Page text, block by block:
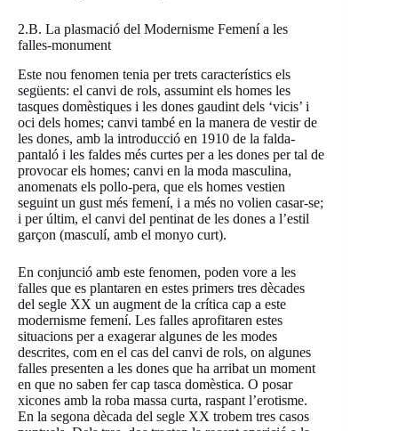
2.B. La plasmació del Modernisme Femení a les
falles-monument
Este nou fenomen tenia per trets característics els
següents: el canvi de rols, assumint els homes les
tasques domèstiques i les dones gaudint dels ‘vicis’ i
oci dels homes; canvi també en la manera de vestir de
les dones, amb la introducció en 1910 de la falda-
pantaló i les faldes més curtes per a les dones per tal de
provocar els homes; canvi en la moda masculina,
anomenats els pollo-pera, que els homes vestien
seguint un gust més femení, i a més no volien casar-se;
i per últim, el canvi del pentinat de les dones a l’estil
garçon (masculí, amb el monyo curt).
En conjunció amb este fenomen, poden vore a les
falles que es plantaren en estes primers tres dècades
del segle XX un augment de la crítica cap a este
modernisme femení. Les falles aprofitaren estes
situacions per a exagerar algunes de les modes
descrites, com en el cas del canvi de rols, on algunes
falles presenten a les dones que ha arribat un moment
en que no saben fer cap tasca domèstica. O posar
xicones amb la roba massa curta, raspant l’erotisme.
En la segona dècada del segle XX trobem tres casos